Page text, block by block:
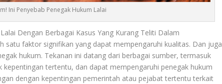
Ini Penyebab Penegak Hukum Lalai
Dengan Berbagai Kasus Yang Kurang Teliti Dalam
satu faktor signifikan yang dapat mempengaruhi kualitas. Dan juga
hukum. Tekanan ini datang dari berbagai sumber, termasuk
tertentu, dan dapat mempengaruhi penegak hukum
dengan kepentingan pemerintah atau pejabat tertentu terkait